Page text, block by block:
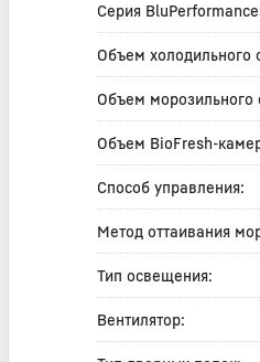
Серия
Объем холодильного
Объем морозильного
Объем BioFresh-
Способ управления:
Метод оттаивания
Тип освещения:
Вентилятор: